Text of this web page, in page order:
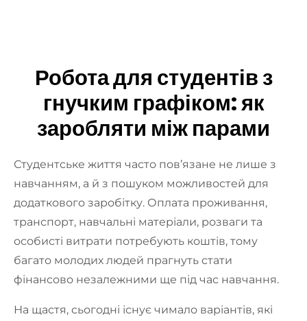
Робота для студентів з
гнучким графіком: як
заробляти між парами
Студентське життя часто пов’язане не лише з
навчанням, а й з пошуком можливостей для
додаткового заробітку. Оплата проживання,
транспорт, навчальні матеріали, розваги та
особисті витрати потребують коштів, тому
багато молодих людей прагнуть стати
фінансово незалежними ще під час навчання.
На щастя, сьогодні існує чимало варіантів, які